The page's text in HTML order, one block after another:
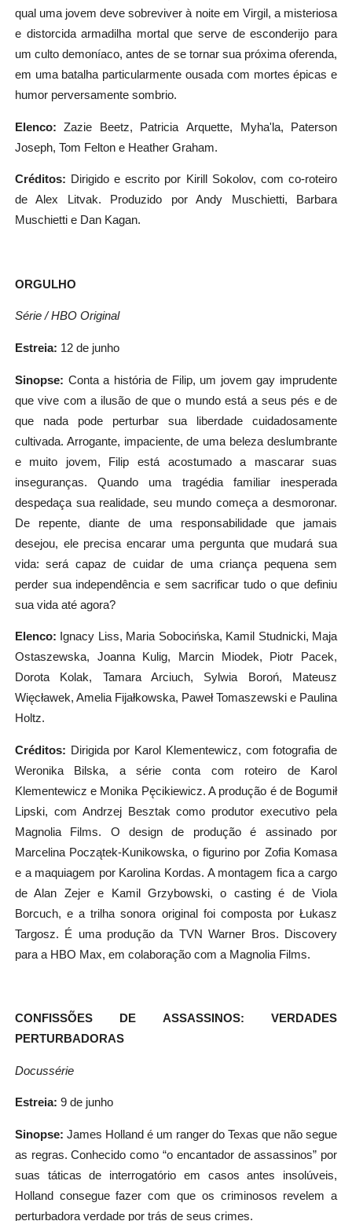
qual uma jovem deve sobreviver à noite em Virgil, a misteriosa
e distorcida armadilha mortal que serve de esconderijo para
um culto demoníaco, antes de se tornar sua próxima oferenda,
em uma batalha particularmente ousada com mortes épicas e
humor perversamente sombrio.
Elenco: Zazie Beetz, PatriciaArquette, Myha'la, Paterson
Joseph, Tom Felton e Heather Graham.
Créditos: Dirigido e escrito por Kirill Sokolov, com co-roteiro
de Alex Litvak. Produzido por Andy Muschietti, Barbara
Muschietti e Dan Kagan.
ORGULHO
Série / HBO Original
Estreia: 12 de junho
Sinopse: Conta a história de Filip, um jovem gay imprudente
que vive com a ilusão de que o mundo está a seus pés e de
que nada pode perturbar sua liberdade cuidadosamente
cultivada. Arrogante, impaciente, de uma beleza deslumbrante
e muito jovem, Filip está acostumado a mascarar suas
inseguranças. Quando uma tragédia familiar inesperada
despedaça sua realidade, seu mundo começa a desmoronar.
De repente, diante de uma responsabilidade que jamais
desejou, ele precisa encarar uma pergunta que mudará sua
vida: será capaz de cuidar de uma criança pequena sem
perder sua independência e sem sacrificar tudo o que definiu
sua vida até agora?
Elenco: Ignacy Liss, Maria Sobocińska, Kamil Studnicki, Maja
Ostaszewska, Joanna Kulig, Marcin Miodek, Piotr Pacek,
Dorota Kolak, Tamara Arciuch, Sylwia Boroń,
Mateusz
Więcławek, Amelia Fijałkowska, PawełTomaszewski e Paulina
Holtz.
Créditos: Dirigida por Karol Klementewicz, com fotografia de
Weronika Bilska, a série conta com roteiro de Karol
Klementewicz e Monika Pęcikiewicz. A produção é de Bogumił
Lipski, com Andrzej Besztak como produtor executivo pela
Magnolia Films. O design de produção é assinado por
Marcelina Początek-Kunikowska, o figurino por Zofia Komasa
e a maquiagem por Karolina Kordas. A montagem fica a cargo
de Alan Zejer e Kamil Grzybowski, o casting é de Viola
Borcuch, e a trilha sonora original foi composta por Łukasz
Targosz. É uma produção da TVN Warner Bros. Discovery
para a HBO Max, em colaboração com a Magnolia Films.
CONFISSÕES DE ASSASSINOS: VERDADES
PERTURBADORAS
Docussérie
Estreia: 9 de junho
Sinopse: James Holland é um ranger do Texas que não segue
as regras. Conhecido como “o encantador de assassinos” por
suas táticas de interrogatório em casos antes insolúveis,
Holland consegue fazer com que os criminosos revelem a
perturbadora verdade por trás de seus crimes.